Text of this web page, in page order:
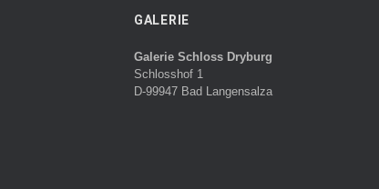
GALERIE
Galerie Schloss Dryburg
Schlosshof 1
D-99947 Bad Langensalza